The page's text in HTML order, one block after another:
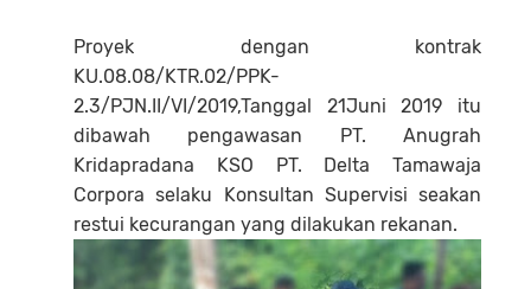
Proyek dengan kontrak
KU.08.08/KTR.02/PPK-
2.3/PJN.II/VI/2019,Tanggal 21Juni 2019 itu
dibawah pengawasan PT. Anugrah
Kridapradana KSO PT. Delta Tamawaja
Corpora selaku Konsultan Supervisi seakan
restui kecurangan yang dilakukan rekanan.